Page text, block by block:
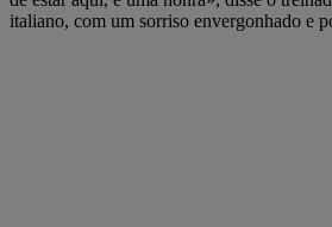
italiano, com um sorriso envergonhado e